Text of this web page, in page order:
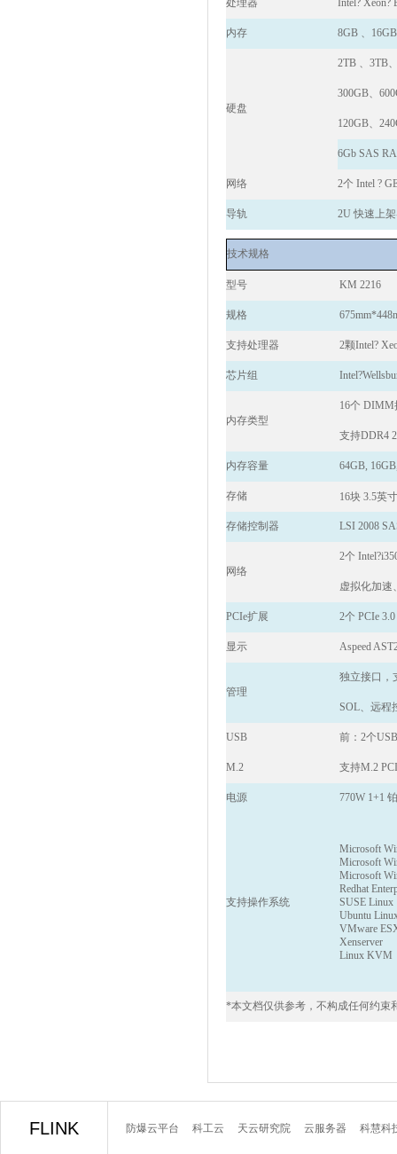
处理器 Intel? Xeon?
内存 8GB 、
硬盘
2TB 、3TB
300GB、
120GB、
6Gb SAS
网络 2个 Intel ?
导轨 2U 快速上
技术规格
型号 KM 2216
规格
支持处理器 2颗Intel?
芯片组
内存类型
16个 DIMM
支持DDR4
内存容量 64GB,
存储 16块 3.5英
存储控制器 LSI 2008
网络
2个
虚拟化加速
PCIe扩展 2个 PCIe
显示 Aspeed
管理
独立接口
SOL、远程
USB 前： 2个
M.2 支持M.2
电源 770W 1+1
支持操作系统
Microsoft
Microsoft
Microsoft
Redhat
SUSE Linux
Ubuntu
VMware
Xenserver
Linux KVM
*本文档仅供参考，不构成任何约束
FLINK 防爆云平台 科工云 天云研究院 云服务器 科慧科